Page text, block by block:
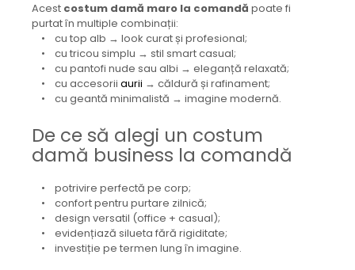
Acest costum damă maro la comandă poate fi
purtat în multiple combinații:
• cu top alb → look curat și profesional;
• cu tricou simplu → stil smart casual;
• cu pantofi nude sau albi → eleganță relaxată;
• cu accesorii aurii → căldură și rafinament;
• cu geantă minimalistă → imagine modernă.
De ce să alegi un costum
damă business la comandă
• potrivire perfectă pe corp;
• confort pentru purtare zilnică;
• design versatil (office + casual);
• evidențiază silueta fără rigiditate;
• investiție pe termen lung în imagine.